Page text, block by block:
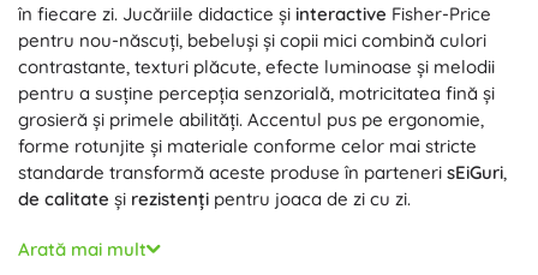
în fiecare zi. Jucăriile didactice și interactive Fisher-Price
pentru nou-născuți, bebeluși și copii mici combină culori
contrastante, texturi plăcute, efecte luminoase și melodii
pentru a susține percepția senzorială, motricitatea fină și
grosieră și primele abilități. Accentul pus pe ergonomie,
forme rotunjite și materiale conforme celor mai stricte
standarde transformă aceste produse în parteneri sEiGuri,
de calitate și rezistenți pentru joaca de zi cu zi.
Alege dintr-o gamă variată: salteluțe și arcade de joacă,
zornăitori și jucării de ros, jucării muzicale, jucării senzoriale,
Arată mai mult